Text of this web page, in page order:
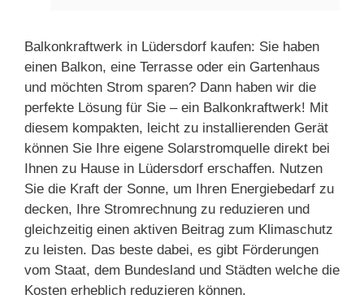
Balkonkraftwerk in Lüdersdorf kaufen: Sie haben
einen Balkon, eine Terrasse oder ein Gartenhaus
und möchten Strom sparen? Dann haben wir die
perfekte Lösung für Sie – ein Balkonkraftwerk! Mit
diesem kompakten, leicht zu installierenden Gerät
können Sie Ihre eigene Solarstromquelle direkt bei
Ihnen zu Hause in Lüdersdorf erschaffen. Nutzen
Sie die Kraft der Sonne, um Ihren Energiebedarf zu
decken, Ihre Stromrechnung zu reduzieren und
gleichzeitig einen aktiven Beitrag zum Klimaschutz
zu leisten. Das beste dabei, es gibt Förderungen
vom Staat, dem Bundesland und Städten welche die
Kosten erheblich reduzieren können.